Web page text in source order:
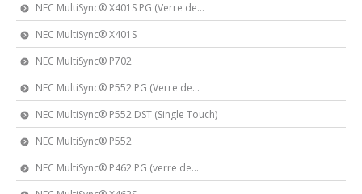
NEC MultiSync® X401S PG (Verre de...
NEC MultiSync® X401S
NEC MultiSync® P702
NEC MultiSync® P552 PG (Verre de...
NEC MultiSync® P552 DST (Single Touch)
NEC MultiSync® P552
NEC MultiSync® P462 PG (verre de...